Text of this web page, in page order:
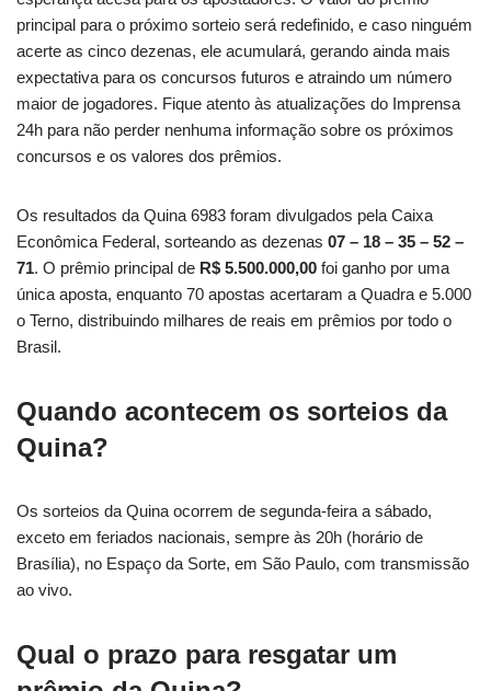
principal para o próximo sorteio será redefinido, e caso ninguém
acerte as cinco dezenas, ele acumulará, gerando ainda mais
expectativa para os concursos futuros e atraindo um número
maior de jogadores. Fique atento às atualizações do Imprensa
24h para não perder nenhuma informação sobre os próximos
concursos e os valores dos prêmios.
Os resultados da Quina 6983 foram divulgados pela Caixa
Econômica Federal, sorteando as dezenas 07 – 18 – 35 – 52 –
71. O prêmio principal de R$ 5.500.000,00 foi ganho por uma
única aposta, enquanto 70 apostas acertaram a Quadra e 5.000
o Terno, distribuindo milhares de reais em prêmios por todo o
Brasil.
Quando acontecem os sorteios da
Quina?
Os sorteios da Quina ocorrem de segunda-feira a sábado,
exceto em feriados nacionais, sempre às 20h (horário de
Brasília), no Espaço da Sorte, em São Paulo, com transmissão
ao vivo.
Qual o prazo para resgatar um